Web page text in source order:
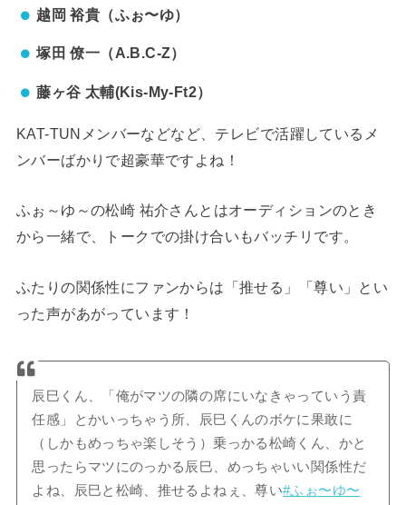
越岡 裕貴（ふぉ〜ゆ）
塚田 僚一（A.B.C-Z）
藤ヶ谷 太輔(Kis-My-Ft2）
KAT-TUNメンバーなどなど、テレビで活躍しているメ
ンバーばかりで超豪華ですよね！
ふぉ～ゆ～の松崎 祐介さんとはオーディションのとき
から一緒で、トークでの掛け合いもバッチリです。
ふたりの関係性にファンからは「推せる」「尊い」とい
った声があがっています！
辰巳くん、「俺がマツの隣の席にいなきゃっていう責
任感」とかいっちゃう所、辰巳くんのボケに果敢に
（しかもめっちゃ楽しそう）乗っかる松崎くん、かと
思ったらマツにのっかる辰巳、めっちゃいい関係性だ
よね、辰巳と松崎、推せるよねぇ、尊い#ふぉ〜ゆ〜